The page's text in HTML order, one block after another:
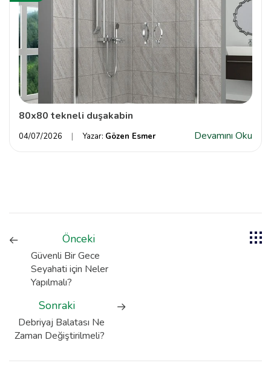
80x80 tekneli duşakabin
04/07/2026 Yazar: Gözen Esmer Devamını Oku
Önceki
Güvenli Bir Gece
Seyahati için Neler
Yapılmalı?
Sonraki
Debriyaj Balatası Ne
Zaman Değiştirilmeli?